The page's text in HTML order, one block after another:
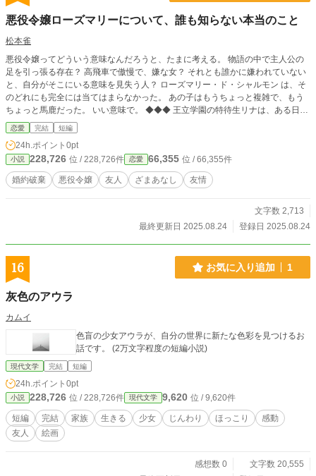
悪役令嬢ローズマリーについて、誰も知らない本当のこと
松本雀
悪役令嬢ってどういう意味なんだろうと、たまに考える。 物語の中で主人公の
足を引っ張る存在？ 高飛車で傲慢で、嫌な女？ それとも誰かに嫌われていない
と、自分がそこにいる意味を見失う人？ ローズマリー・ド・シャルモン は、そ
のどれにも完全には当てはまらなかった。 あの子はもうちょっと複雑で、もう
ちょっと馬鹿だった。 いい意味で。 ◆◆◆ 王立学園の特待生リナは、ある日突
然、同室となった公爵令嬢ローズと出会う。完璧すぎる微笑みと孤高な態度で周
囲から疎まれ、「悪役令嬢」と噂されるローズ。リナも初めは距離を取ろうとし
たが、気づけば彼女の不器用な優しさに少しずつ心を動かされていく。 そして
卒業式の朝、ローズは忽然と姿を消した――彼女の好きなローズマリーの香りだ
けを残して。 語られなかった彼女の本当の姿と小さな願いは、リナだけが知っ
ていた。
恋愛 完結 短編
24h.ポイント 0pt
小説 228,726 位 / 228,726件 恋愛 66,355 位 / 66,355件
婚約破棄 悪役令嬢 友人 ざまあなし 友情
文字数 2,713
最終更新日 2025.08.24
登録日 2025.08.24
16 お気に入り追加 1
灰色のアウラ
カムイ
色盲の少女アウラが、自分の世界に新たな色彩を見つけるお
話です。 (2万文字程度の短編小説)
現代文学 完結 短編
24h.ポイント 0pt
小説 228,726 位 / 228,726件 現代文学 9,620 位 / 9,620件
短編 完結 家族 生きる 少女 じんわり ほっこり
感動
友人
絵画
感想数 0
文字数 20,555